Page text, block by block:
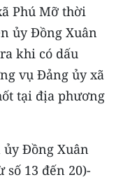
Phú Mỡ thời
ủy Đồng Xuân
khi có dấu
vụ Đảng ủy xã
tại địa phương
ủy Đồng Xuân
13 đến 20)-